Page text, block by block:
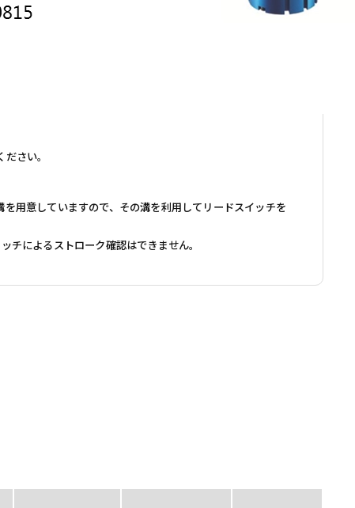
さい。
用意していますので、その溝を利用してリードスイッチを
によるストローク確認はできません。